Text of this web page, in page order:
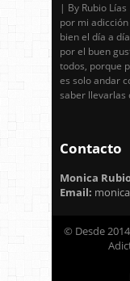
| By Rubio
por mi
bien el día a
por el buen
todos, porque
es solo andar
saber llevarlas
Contacto
Monica
Email:
© Desde